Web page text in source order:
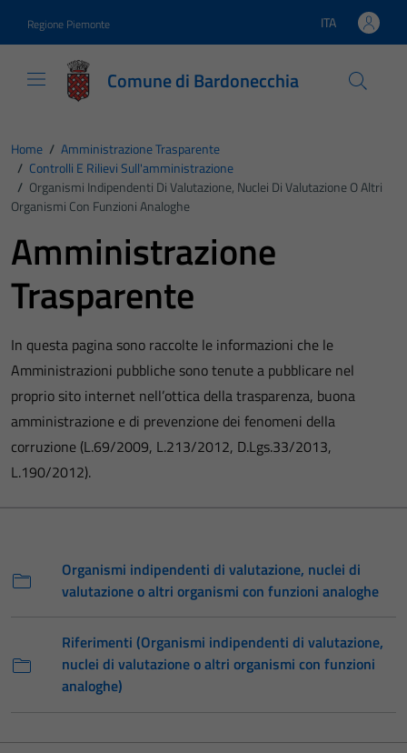
Regione Piemonte Lingua attiva:
ITA
Comune di Bardonecchia
Home / Amministrazione Trasparente
/ Controlli E Rilievi Sull'amministrazione
/ Organismi Indipendenti Di Valutazione, Nuclei Di Valutazione O Altri
Organismi Con Funzioni Analoghe
Amministrazione
Trasparente
In questa pagina sono raccolte le informazioni che le
Amministrazioni pubbliche sono tenute a pubblicare nel
proprio sito internet nell’ottica della trasparenza, buona
amministrazione e di prevenzione dei fenomeni della
corruzione (L.69/2009, L.213/2012, D.Lgs.33/2013,
L.190/2012).
Organismi indipendenti di valutazione, nuclei di
valutazione o altri organismi con funzioni analoghe
Riferimenti (Organismi indipendenti di valutazione,
nuclei di valutazione o altri organismi con funzioni
analoghe)